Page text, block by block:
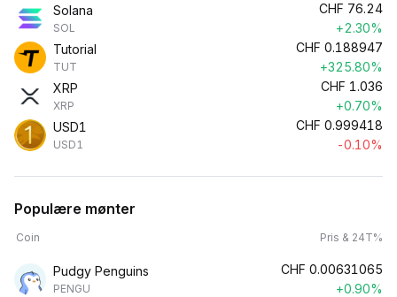
Solana
SOL
CHF 76.24
+2.30%
Tutorial
TUT
CHF 0.188947
+325.80%
XRP
XRP
CHF 1.036
+0.70%
USD1
USD1
CHF 0.999418
-0.10%
Populære mønter
Coin Pris & 24T%
Pudgy Penguins
PENGU
CHF 0.00631065
+0.90%